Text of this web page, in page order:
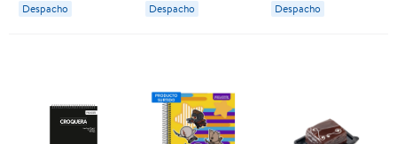
Despacho Despacho Despacho